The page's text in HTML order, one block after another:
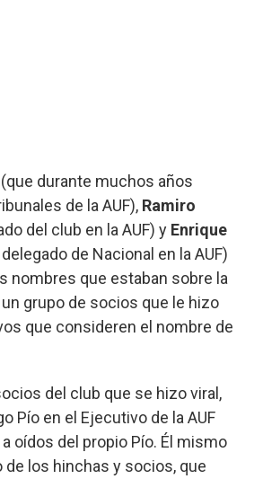
(que durante muchos años
de la AUF), Ramiro
del club en la AUF) y Enrique
de Nacional en la AUF)
nombres que estaban sobre la
grupo de socios que le hizo
que consideren el nombre de
del club que se hizo viral,
Pío en el Ejecutivo de la AUF
oídos del propio Pío. Él mismo
de los hinchas y socios, que